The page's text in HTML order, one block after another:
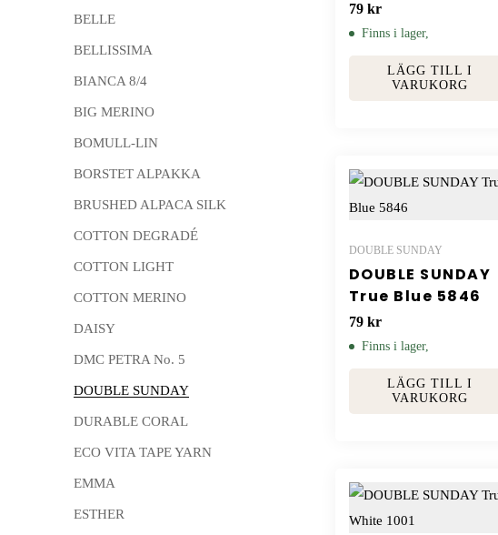
BELLE
BELLISSIMA
BIANCA 8/4
BIG MERINO
BOMULL-LIN
BORSTET ALPAKKA
BRUSHED ALPACA SILK
COTTON DEGRADÉ
COTTON LIGHT
COTTON MERINO
DAISY
DMC PETRA No. 5
DOUBLE SUNDAY
DURABLE CORAL
ECO VITA TAPE YARN
EMMA
ESTHER
79 kr
Finns i lager,
LÄGG TILL I
VARUKORG
DOUBLE SUNDAY
DOUBLE SUNDAY
True Blue 5846
79 kr
Finns i lager,
LÄGG TILL I
VARUKORG